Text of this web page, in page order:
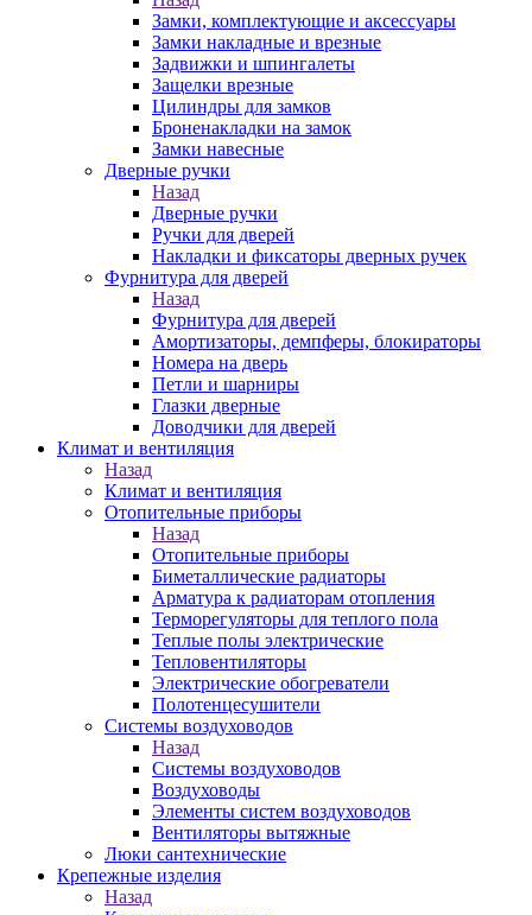
Замки, комплектующие и аксессуары
Замки накладные и врезные
Задвижки и шпингалеты
Защелки врезные
Цилиндры для замков
Броненакладки на замок
Замки навесные
Дверные ручки
Назад
Дверные ручки
Ручки для дверей
Накладки и фиксаторы дверных ручек
Фурнитура для дверей
Назад
Фурнитура для дверей
Амортизаторы, демпферы, блокираторы
Номера на дверь
Петли и шарниры
Глазки дверные
Доводчики для дверей
Климат и вентиляция
Назад
Климат и вентиляция
Отопительные приборы
Назад
Отопительные приборы
Биметаллические радиаторы
Арматура к радиаторам отопления
Терморегуляторы для теплого пола
Теплые полы электрические
Тепловентиляторы
Электрические обогреватели
Полотенцесушители
Системы воздуховодов
Назад
Системы воздуховодов
Воздуховоды
Элементы систем воздуховодов
Вентиляторы вытяжные
Люки сантехнические
Крепежные изделия
Назад